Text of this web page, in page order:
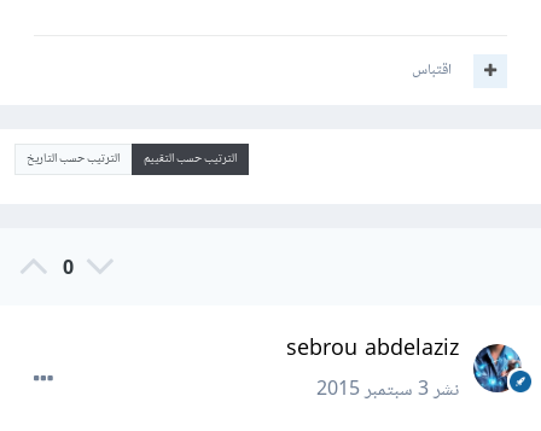
اقتباس
الترتيب حسب التقييم الترتيب حسب التاريخ
0
sebrou abdelaziz
نشر3 سبتمبر 2015